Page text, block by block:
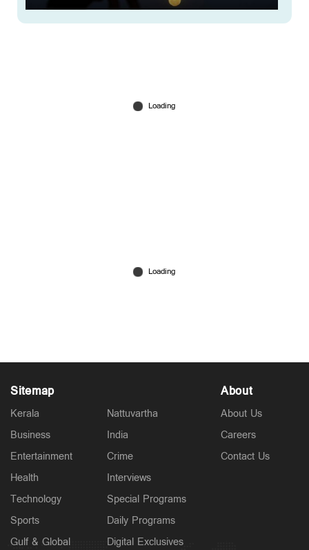
നാളെ ആകാശത്ത് പൂത്തിരി കത്തും! ജെമിനിഡ്സ്
ഉല്‍ക്കാവര്‍ഷത്തിന് ഒരുങ്ങാം
Sitemap
Kerala
Business
Entertainment
Health
Technology
Sports
Gulf & Global
Nattuvartha
India
Crime
Interviews
Special Programs
Daily Programs
Digital Exclusives
About
About Us
Careers
Contact Us